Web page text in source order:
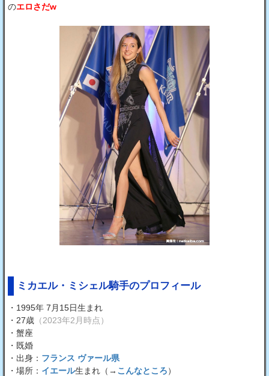
のエロさだw
ミカエル・ミシェル騎手のプロフィール
・1995年 7月15日生まれ
・27歳 （2023年2月時点）
・蟹座
・既婚
・出身： フランス ヴァール県
・場所： イエール生まれ（→ こんなところ）